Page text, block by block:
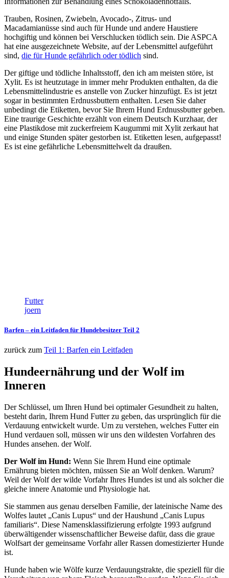
Trauben, Rosinen, Zwiebeln, Avocado-, Zitrus- und
Macadamianüsse sind auch für Hunde und andere Haustiere
hochgiftig und können bei Verschlucken tödlich sein. Die ASPCA
hat eine ausgezeichnete Website, auf der Lebensmittel aufgeführt
sind, die für Hunde gefährlich oder tödlich sind.
Der giftige und tödliche Inhaltsstoff, den ich am meisten störe, ist
Xylit. Es ist heutzutage in immer mehr Produkten enthalten, da die
Lebensmittelindustrie es anstelle von Zucker hinzufügt. Es ist jetzt
sogar in bestimmten Erdnussbuttern enthalten. Lesen Sie daher
unbedingt die Etiketten, bevor Sie Ihrem Hund Erdnussbutter geben.
Eine traurige Geschichte erzählt von einem Deutsch Kurzhaar, der
eine Plastikdose mit zuckerfreiem Kaugummi mit Xylit zerkaut hat
und einige Stunden später gestorben ist. Etiketten lesen, aufgepasst!
Es ist eine gefährliche Lebensmittelwelt da draußen.
Futter
joern
Barfen – ein Leitfaden für Hundebesitzer Teil 2
zurück zum Teil 1: Barfen ein Leitfaden
Hundeernährung und der Wolf im
Inneren
Der Schlüssel, um Ihren Hund bei optimaler Gesundheit zu halten,
besteht darin, Ihrem Hund Futter zu geben, das ursprünglich für die
Verdauung entwickelt wurde. Um zu verstehen, welches Futter ein
Hund verdauen soll, müssen wir uns den wildesten Vorfahren des
Hundes ansehen. der Wolf.
Der Wolf im Hund: Wenn Sie Ihrem Hund eine optimale
Ernährung bieten möchten, müssen Sie an Wolf denken. Warum?
Weil der Wolf der wilde Vorfahr Ihres Hundes ist und als solcher die
gleiche innere Anatomie und Physiologie hat.
Sie stammen aus genau derselben Familie, der lateinische Name des
Wolfes lautet „Canis Lupus“ und der Haushund „Canis Lupus
familiaris“. Diese Namensklassifizierung erfolgte 1993 aufgrund
überwältigender wissenschaftlicher Beweise dafür, dass die graue
Wolfsart der gemeinsame Vorfahr aller Rassen domestizierter Hunde
ist.
Hunde haben wie Wölfe kurze Verdauungstrakte, die speziell für die